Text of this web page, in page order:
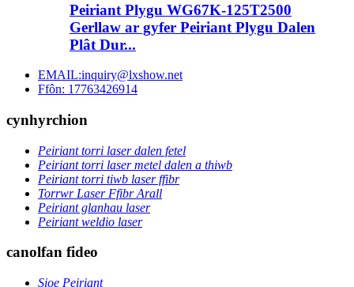
Peiriant Plygu WG67K-125T2500
Gerllaw ar gyfer Peiriant Plygu Dalen
Plât Dur...
EMAIL:inquiry@lxshow.net
Ffôn: 17763426914
cynhyrchion
Peiriant torri laser dalen fetel
Peiriant torri laser metel dalen a thiwb
Peiriant torri tiwb laser ffibr
Torrwr Laser Ffibr Arall
Peiriant glanhau laser
Peiriant weldio laser
canolfan fideo
Sioe Peiriant